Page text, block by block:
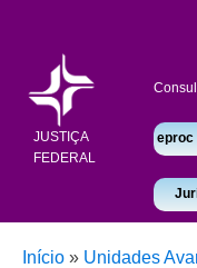
JUSTIÇA
FEDERAL
eproc
Início » Unidades